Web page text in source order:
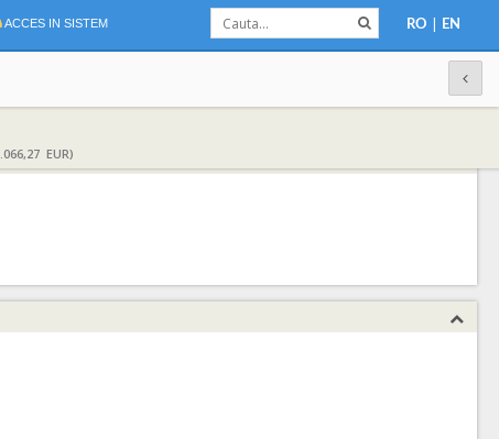
ACCES IN SISTEM RO | EN
EUR)